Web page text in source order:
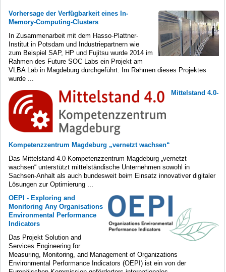
Vorhersage der Verfügbarkeit eines In-
Memory-Computing-Clusters
In Zusammenarbeit mit dem Hasso-Plattner-
Institut in Potsdam und Industriepartnern wie
zum Beispiel SAP, HP und Fujitsu wurde 2014 im
Rahmen des Future SOC Labs ein Projekt am
VLBA Lab in Magdeburg durchgeführt. Im Rahmen dieses Projektes
wurde ...
Mittelstand 4.0-
Kompetenzzentrum Magdeburg „vernetzt wachsen“
Das Mittelstand 4.0-Kompetenzzentrum Magdeburg „vernetzt
wachsen“ unterstützt mittelständische Unternehmen sowohl in
Sachsen-Anhalt als auch bundesweit beim Einsatz innovativer digitaler
Lösungen zur Optimierung ...
OEPI - Exploring and
Monitoring Any Organisations
Environmental Performance
Indicators
Das Projekt Solution and
Services Engineering for
Measuring, Monitoring, and Management of Organizations
Environmental Performance Indicators (OEPI) ist ein von der